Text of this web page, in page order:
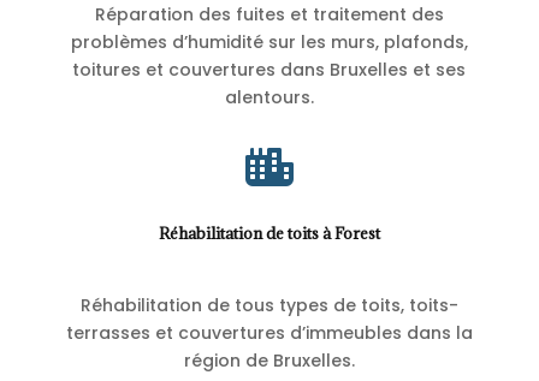
Réparation des fuites et traitement des
problèmes d’humidité sur les murs, plafonds,
toitures et couvertures dans Bruxelles et ses
alentours.

Réhabilitation de toits à Forest
Réhabilitation de tous types de toits, toits-
terrasses et couvertures d’immeubles dans la
région de Bruxelles.